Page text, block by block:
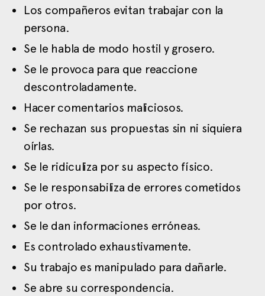
Los compañeros evitan trabajar con la
persona.
Se le habla de modo hostil y grosero.
Se le provoca para que reaccione
descontroladamente.
Hacer comentarios maliciosos.
Se rechazan sus propuestas sin ni siquiera
oírlas.
Se le ridiculiza por su aspecto físico.
Se le responsabiliza de errores cometidos
por otros.
Se le dan informaciones erróneas.
Es controlado exhaustivamente.
Su trabajo es manipulado para dañarle.
Se abre su correspondencia.